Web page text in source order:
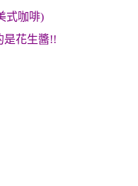
式咖啡)
是花生醬!!